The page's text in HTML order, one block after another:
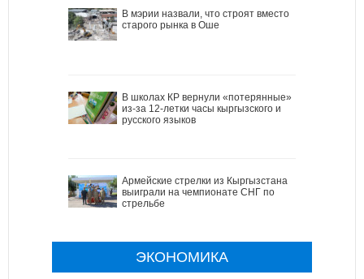
В мэрии назвали, что строят вместо
старого рынка в Оше
В школах КР вернули «потерянные»
из-за 12-летки часы кыргызского и
русского языков
Армейские стрелки из Кыргызстана
выиграли на чемпионате СНГ по
стрельбе
ЭКОНОМИКА